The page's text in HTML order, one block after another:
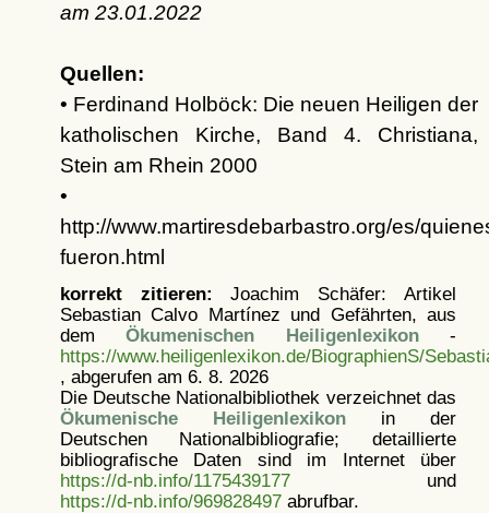
am 23.01.2022
Quellen:
• Ferdinand Holböck: Die neuen Heiligen der
katholischen Kirche, Band 4. Christiana,
Stein am Rhein 2000
•
http://www.martiresdebarbastro.org/es/
fueron.html
korrekt zitieren: Joachim Schäfer: Artikel
Sebastian Calvo Martínez und Gefährten, aus
demÖkumenischen Heiligenlexikon-
https://www.heiligenlexikon.de/BiographienS/
, abgerufen am 6. 8. 2026
Die Deutsche Nationalbibliothek verzeichnet das
Ökumenische Heiligenlexikonin der
Deutschen Nationalbibliografie; detaillierte
bibliografische Daten sind im Internet über
https://d-nb.info/1175439177und
https://d-nb.info/969828497abrufbar.